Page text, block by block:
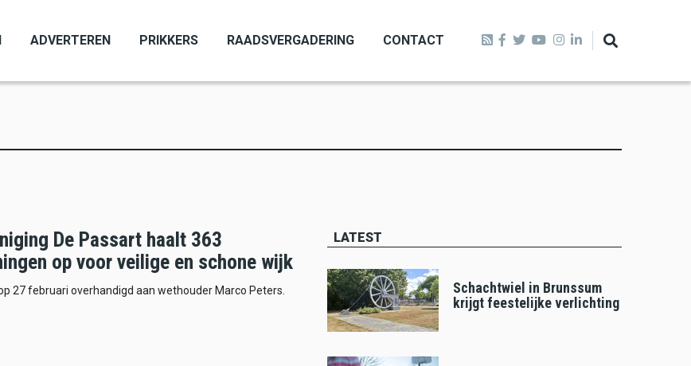
ADVERTEREN PRIKKERS RAADSVERGADERING CONTACT
De Passart haalt 363
op voor veilige en schone wijk
27 februari overhandigd aan wethouder Marco Peters.
LATEST
Schachtwiel in Brunssum
krijgt feestelijke verlichting